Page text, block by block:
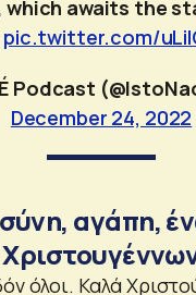
which awaits the
pic.twitter.com/
Podcast
December 24, 2022
αγάπη,
όλοι. Καλά